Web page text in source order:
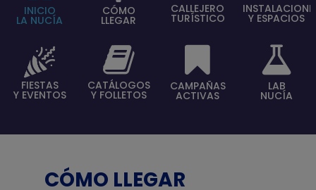
INICIO
LA NUCÍA
CÓMO
LLEGAR
CALLEJERO
TURÍSTICO Y ESPACIOS
FIESTAS
Y EVENTOS
CATÁLOGOS
Y FOLLETOS
CAMPAÑAS
ACTIVAS
LAB
NUCÍA
CÓMO LLEGAR